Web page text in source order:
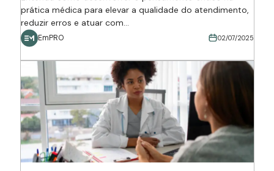
prática médica para elevar a qualidade do atendimento,
reduzir erros e atuar com...
EmPRO 02/07/2025